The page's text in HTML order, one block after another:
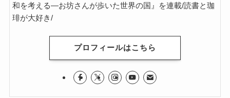
和を考える―お坊さんが歩いた世界の国』を連載/読書と珈
琲が大好き/
プロフィールはこちら